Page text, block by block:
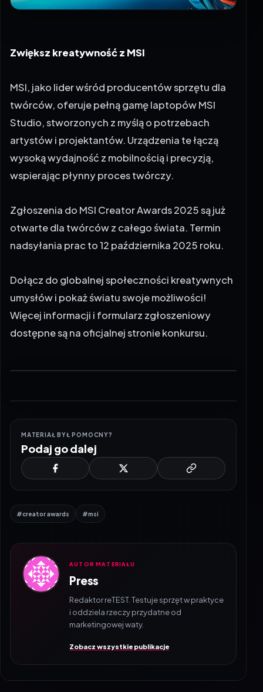
Zwiększ kreatywność z MSI
MSI, jako lider wśród producentów sprzętu dla
twórców, oferuje pełną gamęlaptopów MSI
Studio, stworzonych z myślą o potrzebach
artystów i projektantów. Urządzenia te łączą
wysoką wydajność z mobilnością i precyzją,
wspierając płynny proces twórczy.
Zgłoszenia do MSI Creator Awards 2025 są już
otwarte dla twórców z całego świata. Termin
nadsyłania prac to 12 października 2025 roku.
Dołącz do globalnej społeczności kreatywnych
umysłów i pokaż światu swoje możliwości!
Więcej informacji i formularz zgłoszeniowy
dostępne są na oficjalnej stronie konkursu.
MATERIAŁ BYŁ POMOCNY?
Podaj go dalej
#creator awards #msi
AUTOR MATERIAŁU
Press
Redaktor reTEST. Testuje sprzęt w praktyce
i oddziela rzeczy przydatne od
marketingowej waty.
Zobacz wszystkie publikacje